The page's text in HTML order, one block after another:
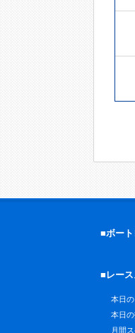
■ボー
■レー
本日
本日
月間